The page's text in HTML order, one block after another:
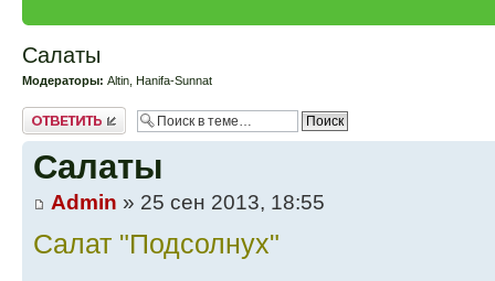
Салаты
Модераторы: Altin Hanifa-Sunnat
Ответить
Салаты
Admin » 25 сен 2013, 18:55
Салат "Подсолнух"